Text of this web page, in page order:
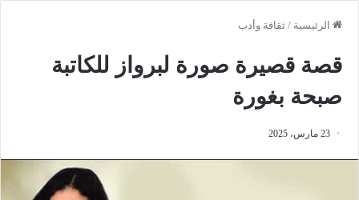
الرئيسية / ثقافة وأدب
قصة قصيرة صورة لبرواز للكاتبة
صبحة بغورة
23 مارس، 2025